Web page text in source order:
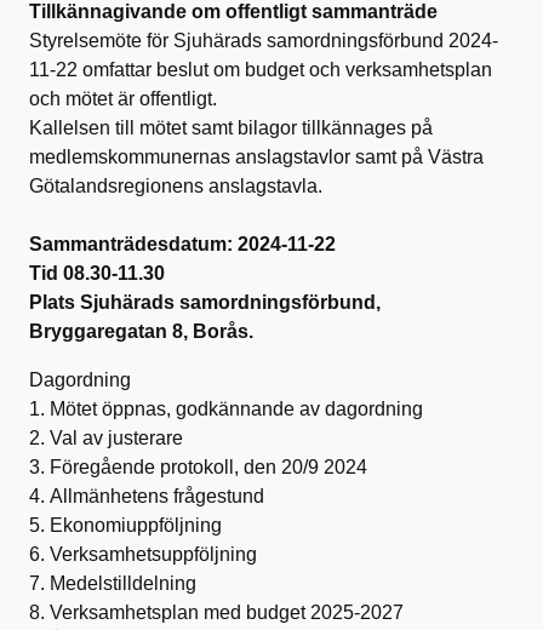
Tillkännagivande om offentligt sammanträde
Styrelsemöte för Sjuhärads samordningsförbund 2024-
11-22 omfattar beslut om budget och verksamhetsplan
och mötet är offentligt.
Kallelsen till mötet samt bilagor tillkännages på
medlemskommunernas anslagstavlor samt på Västra
Götalandsregionens anslagstavla.
Sammanträdesdatum: 2024-11-22
Tid 08.30-11.30
Plats Sjuhärads samordningsförbund,
Bryggaregatan 8, Borås.
Dagordning
1. Mötet öppnas, godkännande av dagordning
2. Val av justerare
3. Föregående protokoll, den 20/9 2024
4. Allmänhetens frågestund
5. Ekonomiuppföljning
6. Verksamhetsuppföljning
7. Medelstilldelning
8. Verksamhetsplan med budget 2025-2027